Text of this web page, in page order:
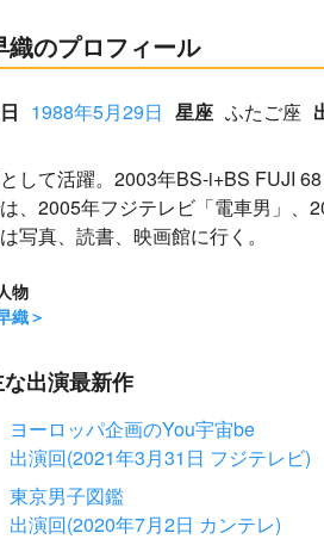
織のプロフィール
1988年5月29日 星座 ふたご座
して活躍。2003年BS-i+BS FUJI
、2005年フジテレビ「電車男」、
写真、読書、映画館に行く。
物
織
出演最新作
ヨーロッパ企画のYou宇宙be
出演回(2021年3月31日 フジテレビ)
東京男子図鑑
出演回(2020年7月2日 カンテレ)